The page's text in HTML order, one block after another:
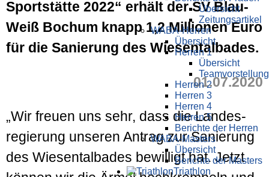
Übersicht
Zeitungsartikel
WABA-Herren
Übersicht
Herren 1
Übersicht
Teamvorstellung
Herren 2
Herren 3
Herren 4
Herren 5
Berichte der Herren
WABA-Masters
Übersicht
Berichte der Masters
Triathlon
Sport­stätte 2022“ erhält der SV Blau-
Weiß Bochum knapp 1,2 Millionen Euro
für die Sanierung des Wiesental­bades.
01.07.2020
„Wir freuen uns sehr, dass die Landes­
regierung unseren Antrag zur Sanierung
des Wiesental­bades bewilligt hat. Jetzt